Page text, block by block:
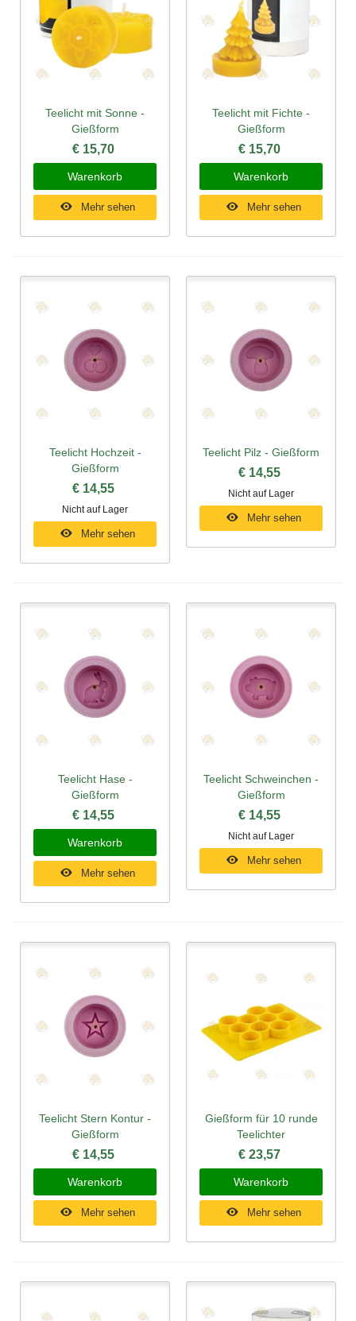
Teelicht mit Sonne -
Gießform
€ 15,70
Warenkorb
Mehr sehen
Teelicht mit Fichte -
Gießform
€ 15,70
Warenkorb
Mehr sehen
Teelicht Hochzeit -
Gießform
€ 14,55
Nicht auf Lager
Mehr sehen
Teelicht Pilz - Gießform
€ 14,55
Nicht auf Lager
Mehr sehen
Teelicht Hase -
Gießform
€ 14,55
Warenkorb
Mehr sehen
Teelicht Schweinchen -
Gießform
€ 14,55
Nicht auf Lager
Mehr sehen
Teelicht Stern Kontur -
Gießform
€ 14,55
Warenkorb
Mehr sehen
Gießform für 10 runde
Teelichter
€ 23,57
Warenkorb
Mehr sehen